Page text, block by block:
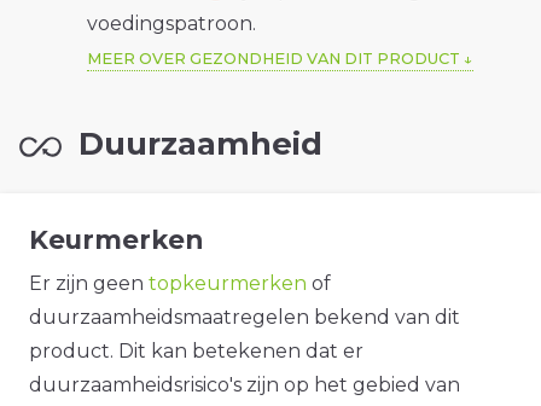
voedingspatroon.
MEER OVER GEZONDHEID VAN DIT PRODUCT
Duurzaamheid
Keurmerken
Er zijn geen topkeurmerken of
duurzaamheidsmaatregelen bekend van dit
product. Dit kan betekenen dat er
duurzaamheidsrisico's zijn op het gebied van